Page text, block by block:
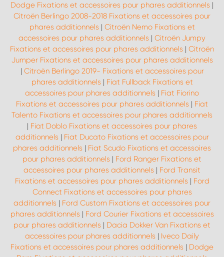
Dodge Fixations et accessoires pour phares additionnels |
Citroën Berlingo 2008-2018 Fixations et accessoires pour
phares additionnels | Citroën Nemo Fixations et
accessoires pour phares additionnels | Citroën Jumpy
Fixations et accessoires pour phares additionnels | Citroën
Jumper Fixations et accessoires pour phares additionnels
| Citroën Berlingo 2019- Fixations et accessoires pour
phares additionnels | Fiat Fullback Fixations et
accessoires pour phares additionnels | Fiat Fiorino
Fixations et accessoires pour phares additionnels | Fiat
Talento Fixations et accessoires pour phares additionnels
| Fiat Doblo Fixations et accessoires pour phares
additionnels | Fiat Ducato Fixations et accessoires pour
phares additionnels | Fiat Scudo Fixations et accessoires
pour phares additionnels | Ford Ranger Fixations et
accessoires pour phares additionnels | Ford Transit
Fixations et accessoires pour phares additionnels | Ford
Connect Fixations et accessoires pour phares
additionnels | Ford Custom Fixations et accessoires pour
phares additionnels | Ford Courier Fixations et accessoires
pour phares additionnels | Dacia Dokker Van Fixations et
accessoires pour phares additionnels | Iveco Daily
Fixations et accessoires pour phares additionnels | Dodge